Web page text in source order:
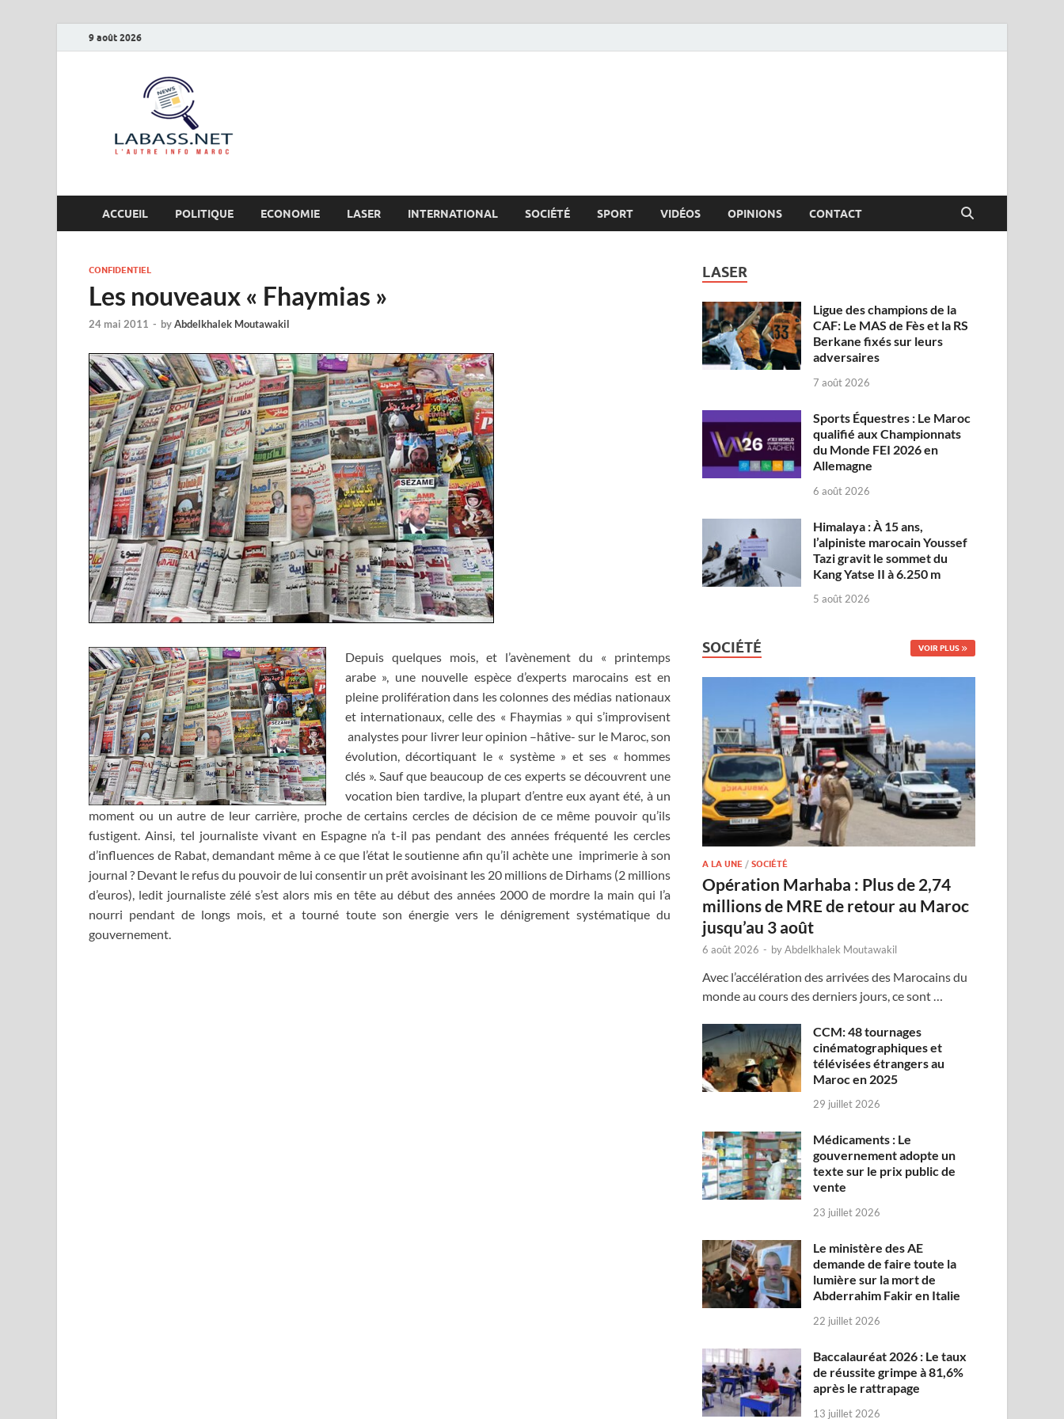
9 août 2026
ACCUEIL POLITIQUE ECONOMIE LASER INTERNATIONAL SOCIÉTÉ SPORT VIDÉOS OPINIONS CONTACT
CONFIDENTIEL
Les nouveaux « Fhaymias »
24 mai 2011 - byAbdelkhalek Moutawakil
Depuis quelques mois, et l’avènement du « printemps
arabe », une nouvelle espèce d’experts marocains est en
pleine prolifération dans les colonnes des médias nationaux
et internationaux, celle des « Fhaymias » qui s’improvisent
analystes pour livrer leur opinion –hâtive- sur le Maroc, son
évolution, décortiquant le « système » et ses « hommes
clés ». Sauf que beaucoup de ces experts se découvrent une
vocation bien tardive, la plupart d’entre eux ayant été, à un
moment ou un autre de leur carrière, proche de certains cercles de décision de ce même pouvoir qu’ils
fustigent. Ainsi, tel journaliste vivant en Espagne n’a t-il pas pendant des années fréquenté les cercles
d’influences de Rabat, demandant même à ce que l’état le soutienne afin qu’il achète une imprimerie à son
journal ? Devant le refus du pouvoir de lui consentir un prêt avoisinant les 20 millions de Dirhams (2 millions
d’euros), ledit journaliste zélé s’est alors mis en tête au début des années 2000 de mordre la main qui l’a
nourri pendant de longs mois, et a tourné toute son énergie vers le dénigrement systématique du
gouvernement.
LASER
Ligue des champions de la
CAF: Le MAS de Fès et la RS
Berkane fixés sur leurs
adversaires
7 août 2026
Sports Équestres : Le Maroc
qualifié aux Championnats
du Monde FEI 2026 en
Allemagne
6 août 2026
Himalaya : À 15 ans,
l’alpiniste marocain Youssef
Tazi gravit le sommet du
Kang Yatse II à 6.250 m
5 août 2026
SOCIÉTÉ VOIR PLUS
A LA UNE /SOCIÉTÉ
Opération Marhaba : Plus de 2,74
millions de MRE de retour au Maroc
jusqu’au 3 août
6 août 2026 - byAbdelkhalek Moutawakil
Avec l’accélération des arrivées des Marocains du
monde au cours des derniers jours, ce sont …
CCM: 48 tournages
cinématographiques et
télévisées étrangers au
Maroc en 2025
29 juillet 2026
Médicaments : Le
gouvernement adopte un
texte sur le prix public de
vente
23 juillet 2026
Le ministère des AE
demande de faire toute la
lumière sur la mort de
Abderrahim Fakir en Italie
22 juillet 2026
Baccalauréat 2026 : Le taux
de réussite grimpe à 81,6%
après le rattrapage
13 juillet 2026